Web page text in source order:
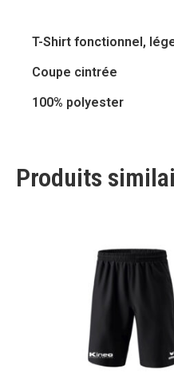
T-Shirt fonctionnel,
Coupe cintrée
100% polyester
Produits